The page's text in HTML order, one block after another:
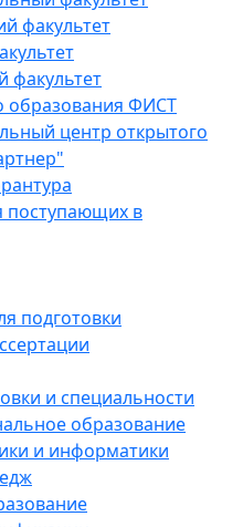
факультет
факультет
образования ФИСТ
центр открытого
в
подготовки
и специальности
образование
и информатики